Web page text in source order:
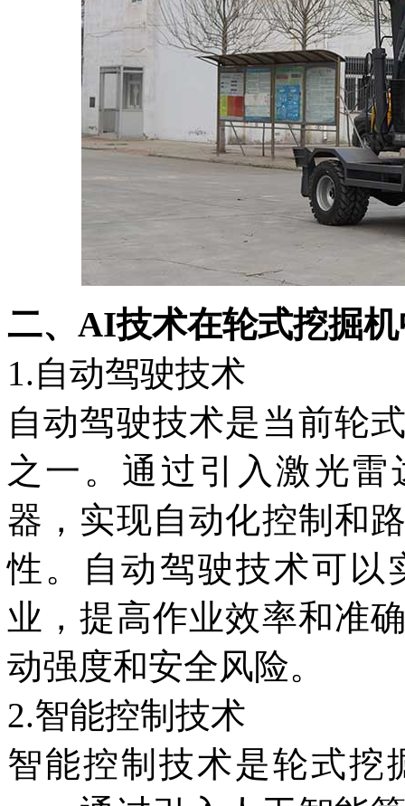
二、AI技术在轮式挖掘
1.自动驾驶技术
自动驾驶技术是当前轮
之一。通过引入激光雷
器，实现自动化控制和
性。自动驾驶技术可以
业，提高作业效率和准
动强度和安全风险。
2.智能控制技术
智能控制技术是轮式挖